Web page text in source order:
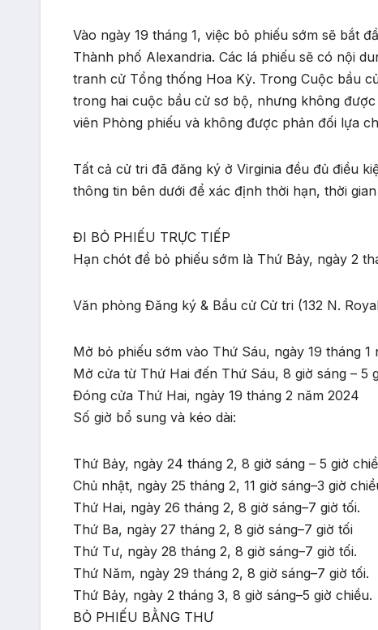
Vào ngày 19 tháng 1, việc bỏ phiếu sớm sẽ bắt
Thành phố Alexandria. Các lá phiếu sẽ có nội
tranh cử Tổng thống Hoa Kỳ. Trong Cuộc bầu
trong hai cuộc bầu cử sơ bộ, nhưng không
viên Phòng phiếu và không được phản đối lựa
Tất cả cử tri đã đăng ký ở Virginia đều đủ điều
thông tin bên dưới để xác định thời hạn, thời
ĐI BỎ PHIẾU TRỰC TIẾP
Hạn chót để bỏ phiếu sớm là Thứ Bảy, ngày 2
Văn phòng Đăng ký & Bầu cử Cử tri (132 N.
Mở bỏ phiếu sớm vào Thứ Sáu, ngày 19 tháng 1
Mở cửa từ Thứ Hai đến Thứ Sáu, 8 giờ sáng – 5
Đóng cửa Thứ Hai, ngày 19 tháng 2 năm 2024
Số giờ bổ sung và kéo dài:
Thứ Bảy, ngày 24 tháng 2, 8 giờ sáng – 5 giờ
Chủ nhật, ngày 25 tháng 2, 11 giờ sáng–3 giờ
Thứ Hai, ngày 26 tháng 2, 8 giờ sáng–7 giờ tối.
Thứ Ba, ngày 27 tháng 2, 8 giờ sáng–7 giờ tối
Thứ Tư, ngày 28 tháng 2, 8 giờ sáng–7 giờ tối.
Thứ Năm, ngày 29 tháng 2, 8 giờ sáng–7 giờ tối.
Thứ Bảy, ngày 2 tháng 3, 8 giờ sáng–5 giờ chiều.
BỎ PHIẾU BẰNG THƯ